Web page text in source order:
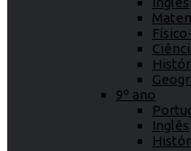
9º ano
Inglês